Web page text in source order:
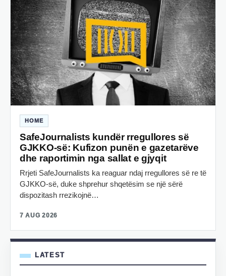
HOME
SafeJournalists kundër rregullores së
GJKKO-së: Kufizon punën e gazetarëve
dhe raportimin nga sallat e gjyqit
Rrjeti SafeJournalists ka reaguar ndaj rregullores së re të
GJKKO-së, duke shprehur shqetësim se një sërë
dispozitash rrezikojnë…
7 AUG 2026
LATEST